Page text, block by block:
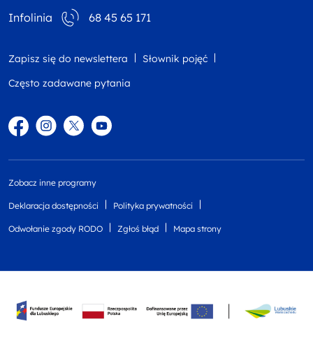
Infolinia 68 45 65 171
Zapisz się do newslettera
Słownik pojęć
Często zadawane pytania
FacebookInstagram
TwitterYouTube
Zobacz inne programy
Deklaracja dostępności Polityka prywatności
Odwołanie zgody RODO Zgłoś błąd Mapa strony